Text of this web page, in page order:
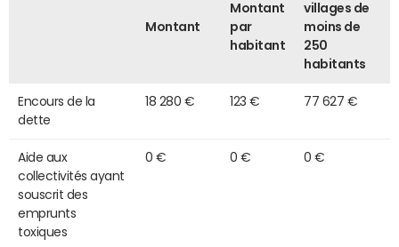
Montant
Montant
par
habitant
villages de
moins de
250
habitants
Encours de la
dette
18 280 € 123 € 77 627 €
Aide aux
collectivités ayant
souscrit des
emprunts
toxiques
0 € 0 € 0 €